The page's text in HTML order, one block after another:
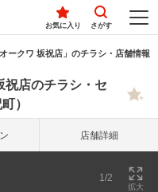
お気に入り さがす
ークワ 坂祝店」のチラシ・店舗情報
祝店のチラシ・セ
）
店舗詳細
1/2
拡大